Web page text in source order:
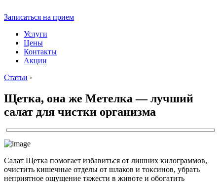
Записаться на прием
Услуги
Цены
Контакты
Акции
Статьи ›
Щетка, она же Метелка — лучший
салат для чистки организма
Салат Щетка помогает избавиться от лишних килограммов,
очистить кишечные отделы от шлаков и токсинов, убрать
неприятное ощущение тяжести в животе и обогатить